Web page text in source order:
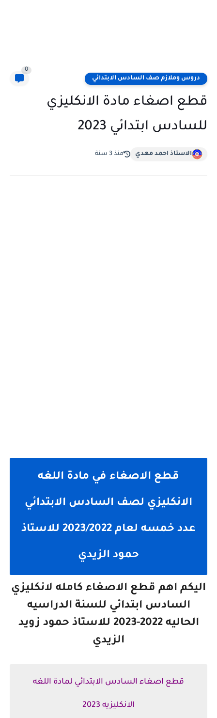
دروس وملازم صف السادس الابتدائي
0
قطع اصغاء مادة الانكليزي
للسادس ابتدائي 2023
الاستاذ احمد مهدي منذ 3 سنة
قطع الاصغاء في مادة اللغه
الانكليزي لصف السادس الابتدائي
عدد خمسه لعام 2023/2022 للاستاذ
حمود الزيدي
اليكم اهم قطع الاصغاء كامله لانكليزي
السادس ابتدائي للسنة الدراسيه
الحاليه 2022-2023 للاستاذ حمود زويد
الزيدي
قطع اصغاء السادس الابتدائي لمادة اللغه
الانكليزيه 2023